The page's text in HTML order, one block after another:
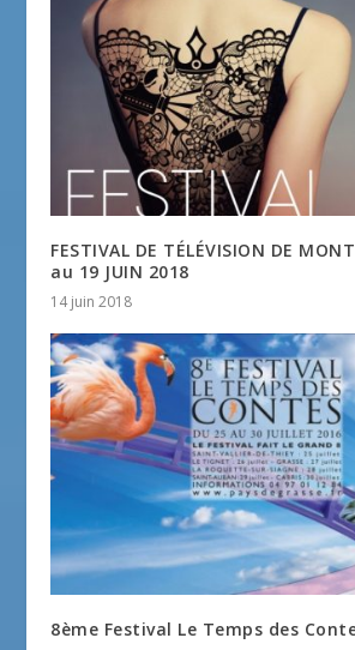
FESTIVAL DE TÉLÉVISION DE
au 19 JUIN 2018
14 juin 2018
8ème Festival Le Temps des